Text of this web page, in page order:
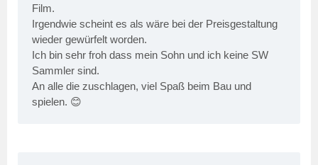
Film.
Irgendwie scheint es als wäre bei der Preisgestaltung
wieder gewürfelt worden.
Ich bin sehr froh dass mein Sohn und ich keine SW
Sammler sind.
An alle die zuschlagen, viel Spaß beim Bau und
spielen. 😊